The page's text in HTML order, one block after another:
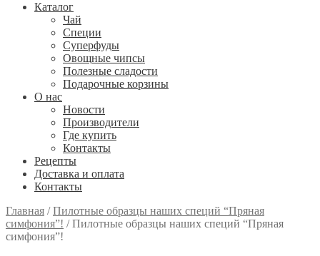
Каталог
Чай
Специи
Cуперфуды
Овощные чипсы
Полезные сладости
Подарочные корзины
О нас
Новости
Производители
Где купить
Контакты
Рецепты
Доставка и оплата
Контакты
Главная /Пилотные образцы наших специй “Пряная
симфония”! /Пилотные образцы наших специй “Пряная
симфония”!